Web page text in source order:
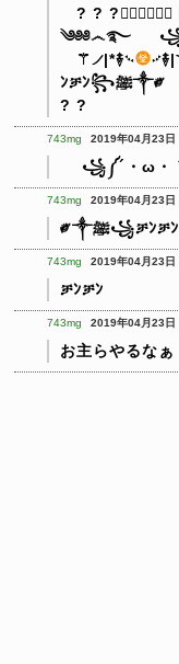
? ? ?⃟⃟⃟⃟⃤⃟
༄༅༅෴࿐
⚚୵|*࿈࿙
ﾝቻﾝ꧂ﷺ༒༗
? ?
743mg 2019年04月23日
꧁༼´・ω・
743mg 2019年04月23日
743mg 2019年04月23日
ቻﾝቻﾝ
743mg 2019年04月23日
お主らやるなぁ